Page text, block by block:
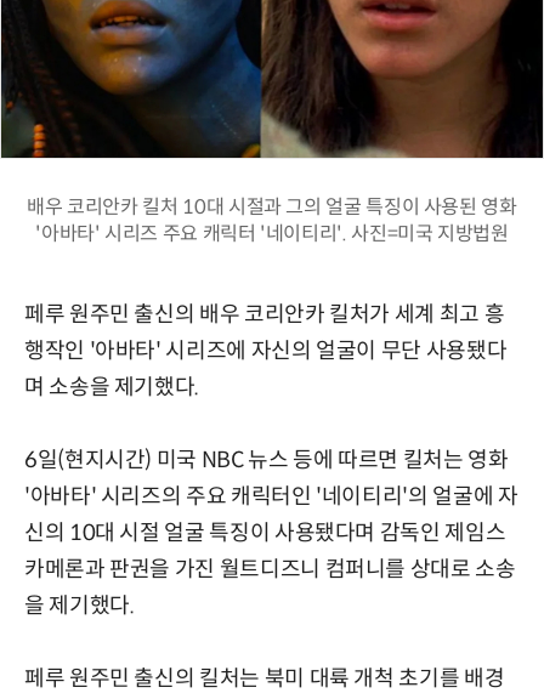
배우 코리안카 킬처 10대 시절과 그의 얼굴 특징이 사용된 영화
'아바타' 시리즈 주요 캐릭터 '네이티리'. 사진=미국 지방법원
페루 원주민 출신의 배우 코리안카 킬처가 세계 최고 흥
행작인 '아바타' 시리즈에 자신의 얼굴이 무단 사용됐다
며 소송을 제기했다.
6일(현지시간) 미국 NBC 뉴스 등에 따르면 킬처는 영화
'아바타' 시리즈의 주요 캐릭터인 '네이티리'의 얼굴에 자
신의 10대 시절 얼굴 특징이 사용됐다며 감독인 제임스
카메론과 판권을 가진 월트디즈니 컴퍼니를 상대로 소송
을 제기했다.
페루 원주민 출신의 킬처는 북미 대륙 개척 초기를 배경